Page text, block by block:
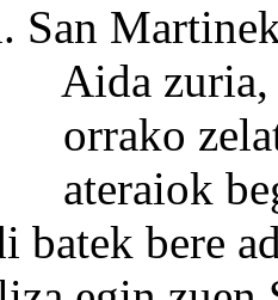
San
zuria,
zelatan
bere